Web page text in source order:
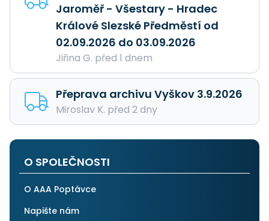
Jaroměř - Všestary - Hradec
Králové Slezské Předměstí od
02.09.2026 do 03.09.2026
Jiřina G. před 1 dnem
Přeprava archivu Vyškov 3.9.2026
Miroslav K. před 2 dny
O SPOLEČNOSTI
O AAA Poptávce
Napište nám